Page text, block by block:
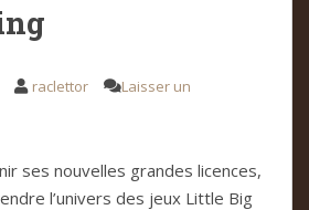
raclettor
Laisser un
ses nouvelles grandes licences,
l’univers des jeux Little Big